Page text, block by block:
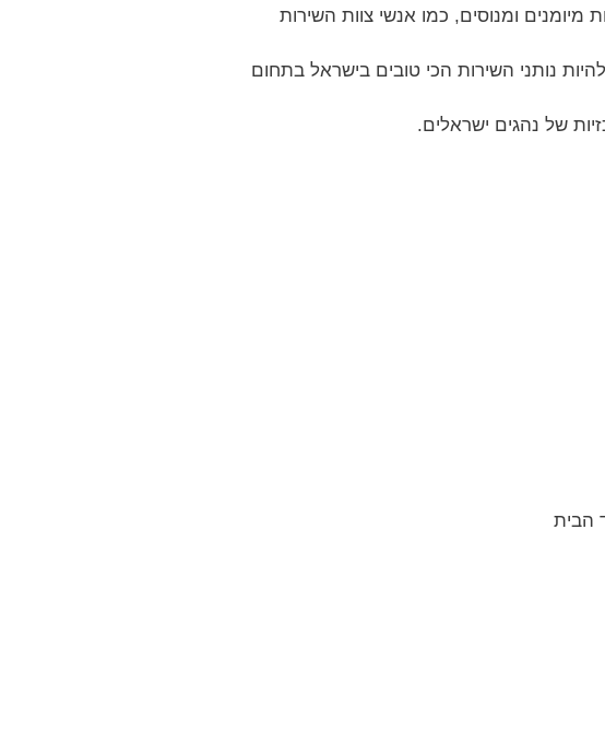
ומנוסים, כמו אנשי צוות השירות
נותני השירות הכי טובים בישראל בתחום
של נהגים ישראלים.